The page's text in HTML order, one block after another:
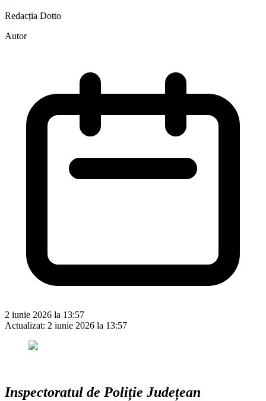
Redacția Dotto
Autor
2 iunie 2026 la 13:57
Actualizat: 2 iunie 2026 la 13:57
Inspectoratul de Poliție Județean